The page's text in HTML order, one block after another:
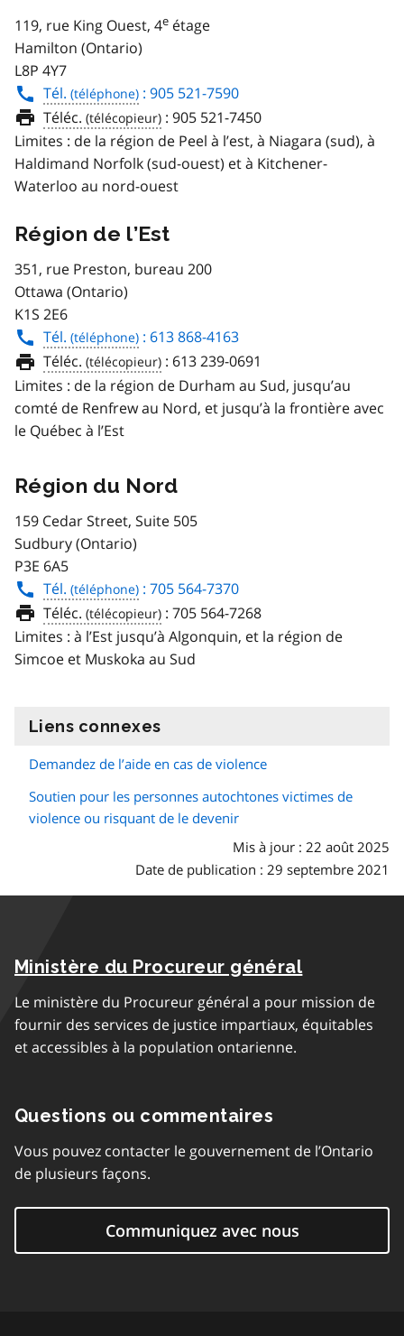
119, rue King Ouest, 4e étage
Hamilton (Ontario)
L8P 4Y7
Tél.
: 905 521-7590
Téléc.
: 905 521-7450
Limites : de la région de Peel à l’est, à Niagara (sud), à
Haldimand Norfolk (sud-ouest) et à Kitchener-
Waterloo au nord-ouest
Région de l’Est
351, rue Preston, bureau 200
Ottawa (Ontario)
K1S 2E6
Tél.
: 613 868-4163
Téléc.
: 613 239-0691
Limites : de la région de Durham au Sud, jusqu’au
comté de Renfrew au Nord, et jusqu’à la frontière avec
le Québec à l’Est
Région du Nord
159 Cedar Street, Suite 505
Sudbury (Ontario)
P3E 6A5
Tél.
: 705 564-7370
Téléc.
: 705 564-7268
Limites : à l’Est jusqu’à Algonquin, et la région de
Simcoe et Muskoka au Sud
Liens connexes
Demandez de l’aide en cas de violence
Soutien pour les personnes autochtones victimes de
violence ou risquant de le devenir
Mis à jour : 22 août 2025
Date de publication : 29 septembre 2021
Ministère du Procureur général
Le ministère du Procureur général a pour mission de
fournir des services de justice impartiaux, équitables
et accessibles à la population ontarienne.
Questions ou commentaires
Vous pouvez contacter le gouvernement de l’Ontario
de plusieurs façons.
Communiquez avec nous